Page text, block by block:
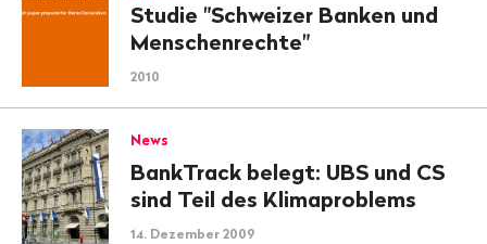
Studie "Schweizer Banken und
Menschenrechte"
2010
News
BankTrack belegt: UBS und CS
sind Teil des Klimaproblems
14. Dezember 2009